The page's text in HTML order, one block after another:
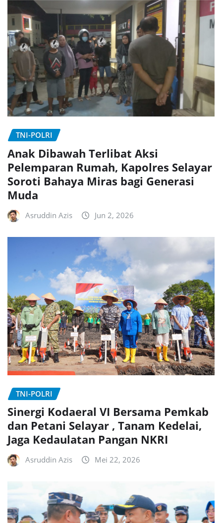
TNI-POLRI
Anak Dibawah Terlibat Aksi
Pelemparan Rumah, Kapolres Selayar
Soroti Bahaya Miras bagi Generasi
Muda
Asruddin Azis Jun 2, 2026
TNI-POLRI
Sinergi Kodaeral VI Bersama Pemkab
dan Petani Selayar , Tanam Kedelai,
Jaga Kedaulatan Pangan NKRI
Asruddin Azis Mei 22, 2026